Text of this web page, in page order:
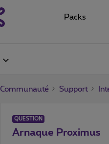
Packs
Communauté Support
QUESTION
Arnaque Proximus